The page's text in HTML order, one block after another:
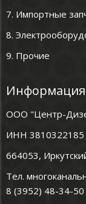
7. Импортные
8.
9. Прочие
Информация
ООО "Центр-
ИНН
664053,
Тел.
8 (3952) 48-34-50